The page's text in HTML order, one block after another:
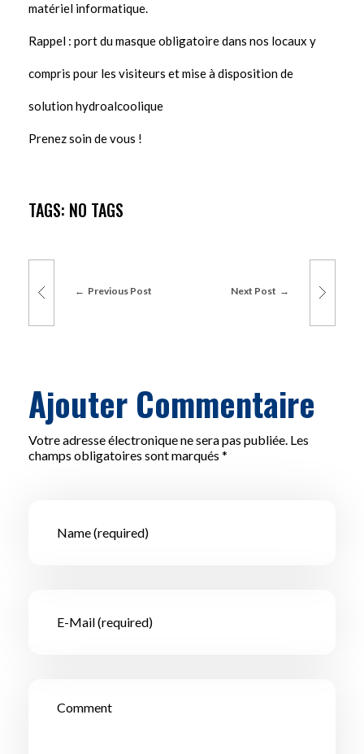
matériel informatique.
Rappel : port du masque obligatoire dans nos locaux y
compris pour les visiteurs et mise à disposition de
solution hydroalcoolique
Prenez soin de vous !
TAGS: NO TAGS
Previous Post Next Post
Ajouter Commentaire
Votre adresse électronique ne sera pas publiée. Les
champs obligatoires sont marqués *